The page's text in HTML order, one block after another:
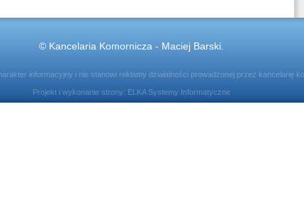
© Kancelaria Komornicza - Maciej Barski.
informacyjny i nie stanowi reklamy działalności prowadzonej przez kancelarię
Projekt i wykonanie strony: ELKA Systemy Informatyczne